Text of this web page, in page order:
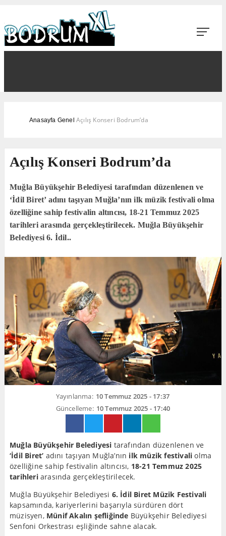
Anasayfa Genel Açılış Konseri Bodrum’da
Açılış Konseri Bodrum’da
Muğla Büyükşehir Belediyesi tarafından düzenlenen ve
‘İdil Biret’ adını taşıyan Muğla’nın ilk müzik festivali olma
özelliğine sahip festivalin altıncısı, 18-21 Temmuz 2025
tarihleri arasında gerçekleştirilecek. Muğla Büyükşehir
Belediyesi 6. İdil..
Yayınlanma: 10 Temmuz 2025 - 17:37
Güncelleme: 10 Temmuz 2025 - 17:40
Muğla Büyükşehir Belediyesi tarafından düzenlenen ve
‘İdil Biret’ adını taşıyan Muğla’nın ilk müzik festivali olma
özelliğine sahip festivalin altıncısı, 18-21 Temmuz 2025
tarihleriarasında gerçekleştirilecek.
Muğla Büyükşehir Belediyesi 6. İdil Biret Müzik Festivali
kapsamında, kariyerlerini başarıyla sürdüren dört
müzisyen, Münif Akalın şefliğinde Büyükşehir Belediyesi
Senfoni Orkestrası eşliğinde sahne alacak.